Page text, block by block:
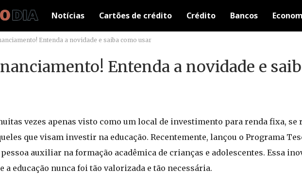
Notícias Cartões de crédito Crédito Bancos
Entenda a novidade e saiba como usar
Entenda a novidade e
vezes apenas visto como um local de investimento para renda fixa, se
que visam investir na educação. Recentemente, lançou o Programa
auxiliar na formação acadêmica de crianças e adolescentes. Essa
a educação nunca foi tão valorizada e tão necessária.